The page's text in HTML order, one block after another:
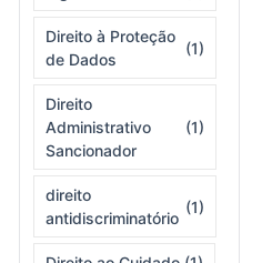
Direito à Proteção
de Dados
(1)
Direito
Administrativo
Sancionador
(1)
direito
antidiscriminatório
(1)